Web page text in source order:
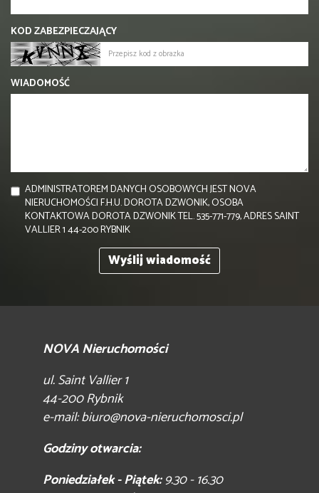
KOD ZABEZPIECZAJĄCY
WIADOMOŚĆ
ADMINISTRATOREM DANYCH OSOBOWYCH JEST NOVA
NIERUCHOMOŚCI F.H.U. DOROTA DZWONIK, OSOBA
KONTAKTOWA DOROTA DZWONIK TEL. 535-771-779, ADRES SAINT
VALLIER 1 44-200 RYBNIK
NOVA Nieruchomości
ul. Saint Vallier 1
44-200 Rybnik
e-mail:biuro@nova-nieruchomosci.pl
Godziny otwarcia:
Poniedziałek - Piątek:9.30 - 16.30